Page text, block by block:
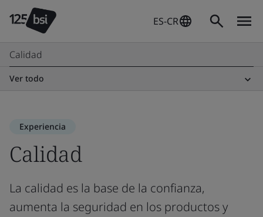
ES-CR
Calidad
Ver todo
Experiencia
Calidad
La calidad es la base de la confianza,
aumenta la seguridad en los productos y